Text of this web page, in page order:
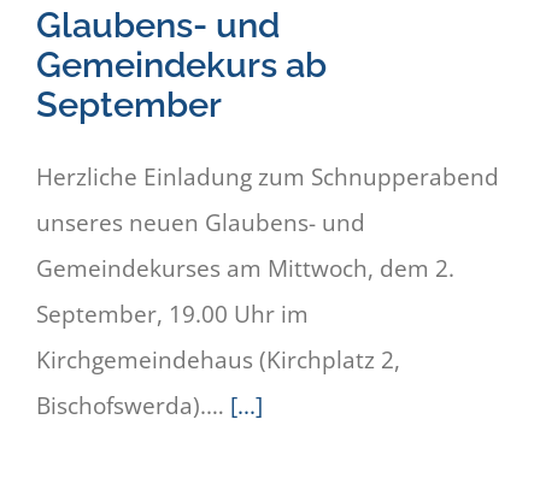
Glaubens- und
Gemeindekurs ab
September
Herzliche Einladung zum Schnupperabend
unseres neuen Glaubens- und
Gemeindekurses am Mittwoch, dem 2.
September, 19.00 Uhr im
Kirchgemeindehaus (Kirchplatz 2,
Bischofswerda).… [...]